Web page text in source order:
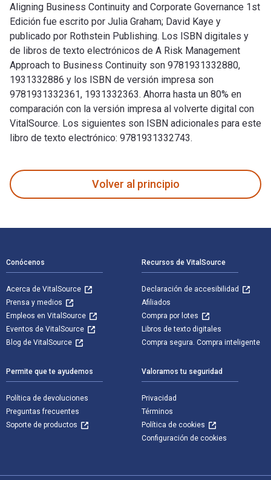
Aligning Business Continuity and Corporate Governance 1st
Edición fue escrito por Julia Graham; David Kaye y
publicado por Rothstein Publishing. Los ISBN digitales y
de libros de texto electrónicos de A Risk Management
Approach to Business Continuity son 9781931332880,
1931332886 y los ISBN de versión impresa son
9781931332361, 1931332363. Ahorra hasta un 80% en
comparación con la versión impresa al volverte digital con
VitalSource. Los siguientes son ISBN adicionales para este
libro de texto electrónico: 9781931332743.
Volver al principio
Conócenos
Acerca de VitalSource
Prensa y medios
Empleos en VitalSource
Eventos de VitalSource
Blog de VitalSource
Recursos de VitalSource
Declaración de accesibilidad
Afiliados
Compra por lotes
Libros de texto digitales
Compra segura. Compra inteligente
Permite que te ayudemos
Política de devoluciones
Preguntas frecuentes
Soporte de productos
Valoramos tu seguridad
Privacidad
Términos
Política de cookies
Configuración de cookies